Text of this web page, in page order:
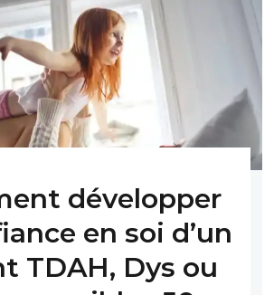
développer
en soi d’un
TDAH, Dys ou